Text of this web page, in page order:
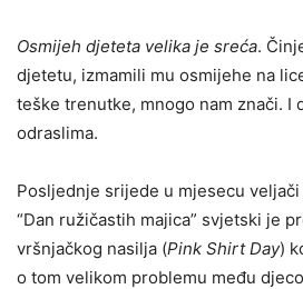
Osmijeh djeteta velika je sreća.
djetetu, izmamili mu osmijehe na
teške trenutke, mnogo nam znači. I
odraslima.
Posljednje srijede u mjesecu
“Dan ružičastih majica” svjetski je
vršnjačkog nasilja (Pink Shirt Day)
o tom velikom problemu među